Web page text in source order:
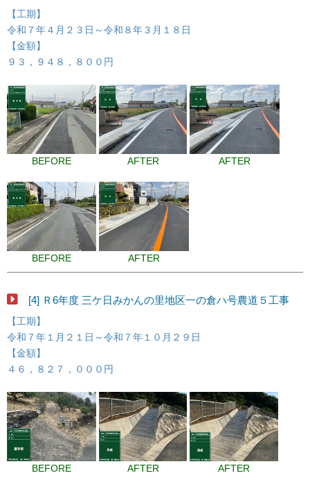
【工期】
令和７年４月２３日～令和８年３月１８日
【金額】
９３，９４８，８００円
BEFORE AFTER AFTER
BEFORE AFTER
[4] Ｒ6年度 三ケ日みかんの里地区一の倉ハ号農道５工事
【工期】
令和７年１月２１日～令和７年１０月２９日
【金額】
４６，８２７，０００円
BEFORE AFTER AFTER